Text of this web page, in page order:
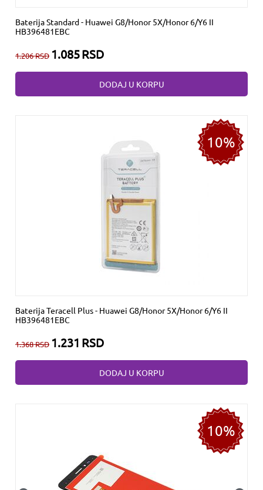
Baterija Standard - Huawei G8/Honor 5X/Honor 6/Y6 II
HB396481EBC
1.206RSD 1.085RSD
DODAJ U KORPU
10%
Baterija Teracell Plus - Huawei G8/Honor 5X/Honor 6/Y6 II
HB396481EBC
1.368RSD 1.231 RSD
DODAJ U KORPU
10%